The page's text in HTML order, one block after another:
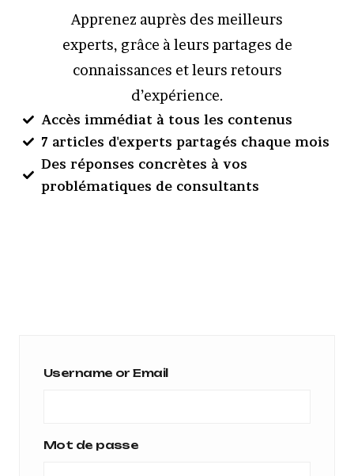
Apprenez auprès des meilleurs
experts, grâce à leurs partages de
connaissances et leurs retours
d’expérience.
Accès immédiat à tous les contenus
7 articles d'experts partagés chaque mois
Des réponses concrètes à vos
problématiques de consultants
Username or Email
Mot de passe